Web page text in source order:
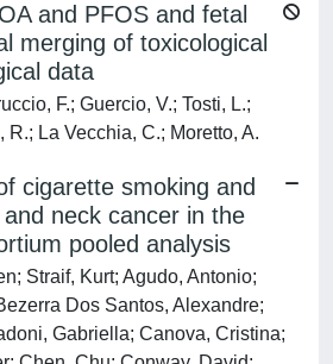
and PFOS and fetal
merging of toxicological
data
F.; Guercio, V.; Tosti, L.;
R.; La Vecchia, C.; Moretto, A.
cigarette smoking and
neck cancer in the
pooled analysis
Straif, Kurt; Agudo, Antonio;
Dos Santos, Alexandre;
Gabriella; Canova, Cristina;